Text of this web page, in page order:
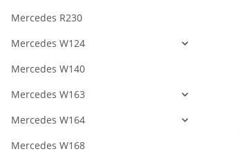
Mercedes R230
Mercedes W124
Mercedes W140
Mercedes W163
Mercedes W164
Mercedes W168